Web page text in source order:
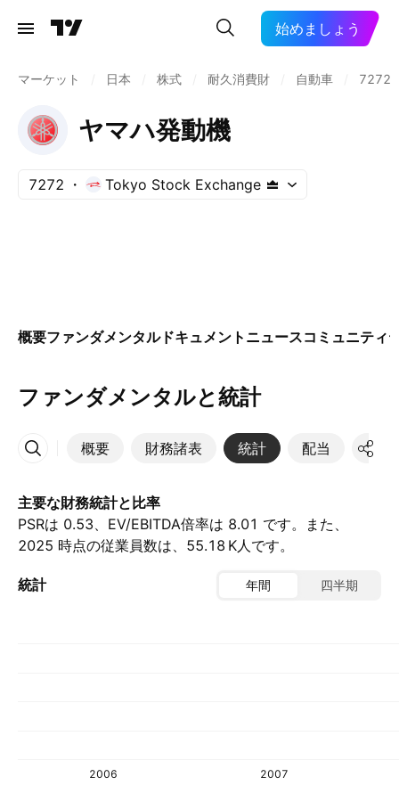
始めましょう
マーケット 日本 株式 耐久消費財 自動車 7272
ヤマハ発動機
7272 Tokyo Stock Exchange
概要ファンダメンタルドキュメント ニュースコミュニティ
ファンダメンタルと統計
概要 財務諸表 統計 配当 決算
その他
主要な財務統計と比率
PSRは 0.53、EV/EBITDA倍率は 8.01 です。また、
2025 時点の従業員数は、‪55.18 K‬人です。
統計 年間 四半期
2006
2007